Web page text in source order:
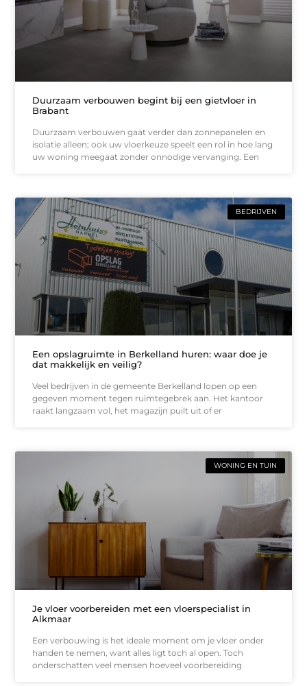
Duurzaam verbouwen begint bij een gietvloer in
Brabant
Duurzaam verbouwen gaat verder dan zonnepanelen en
isolatie alleen; ook uw vloerkeuze speelt een rol in hoe lang
uw woning meegaat zonder onnodige vervanging. Een
BEDRIJVEN
Een opslagruimte in Berkelland huren: waar doe je
dat makkelijk en veilig?
Veel bedrijven in de gemeente Berkelland lopen op een
gegeven moment tegen ruimtegebrek aan. Het kantoor
raakt langzaam vol, het magazijn puilt uit of er
WONING EN TUIN
Je vloer voorbereiden met een vloerspecialist in
Alkmaar
Een verbouwing is het ideale moment om je vloer onder
handen te nemen, want alles ligt toch al open. Toch
onderschatten veel mensen hoeveel voorbereiding